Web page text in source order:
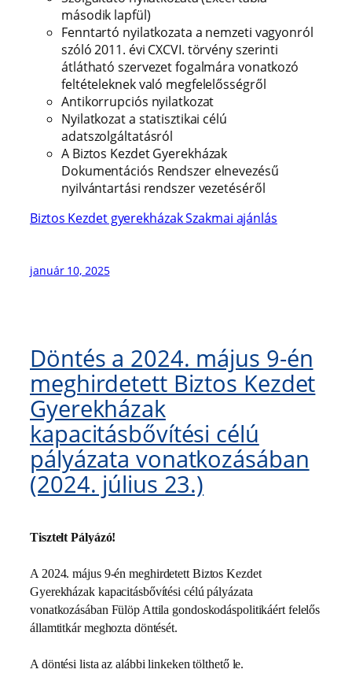
második lapfül)
Fenntartó nyilatkozata a nemzeti vagyonról
szóló 2011. évi CXCVI. törvény szerinti
átlátható szervezet fogalmára vonatkozó
feltételeknek való megfelelősségről
Antikorrupciós nyilatkozat
Nyilatkozat a statisztikai célú
adatszolgáltatásról
A Biztos Kezdet Gyerekházak
Dokumentációs Rendszer elnevezésű
nyilvántartási rendszer vezetéséről
Biztos Kezdet gyerekházak Szakmai ajánlás
január 10, 2025
Döntés a 2024. május 9-én
meghirdetett Biztos Kezdet
Gyerekházak
kapacitásbővítési célú
pályázata vonatkozásában
(2024. július 23.)
Tisztelt Pályázó!
A2024. május 9-én meghirdetett Biztos Kezdet
Gyerekházak kapacitásbővítési célú pályázata
vonatkozásában Fülöp Attila gondoskodáspolitikáért felelős
államtitkár meghozta döntését.
A döntési lista az alábbi linkeken tölthető le.